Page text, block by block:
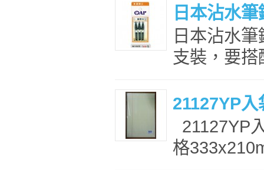
日本沾水
日本沾水
支裝，要
21127YP
21127YP
格